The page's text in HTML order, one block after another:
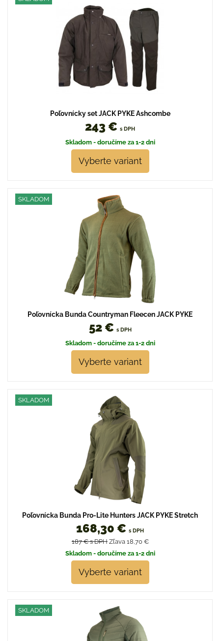
Poľovnícky set JACK PYKE Ashcombe
243 € s DPH
Skladom - doručíme za 1-2 dni
Vyberte variant
SKLADOM
Poľovnícka Bunda Countryman Fleecen JACK PYKE
52 € s DPH
Skladom - doručíme za 1-2 dni
Vyberte variant
SKLADOM
Poľovnícka Bunda Pro-Lite Hunters JACK PYKE Stretch
168,30 € s DPH
187 €s DPH Zľava 18,70 €
Skladom - doručíme za 1-2 dni
Vyberte variant
SKLADOM